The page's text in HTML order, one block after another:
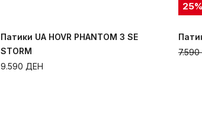
Патики UA HOVR PHANTOM 3 SE
STORM
9.590 ДЕН
25%
7.590